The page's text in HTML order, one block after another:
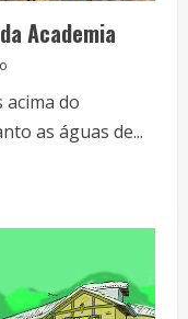
Academia
acima do
as águas de...